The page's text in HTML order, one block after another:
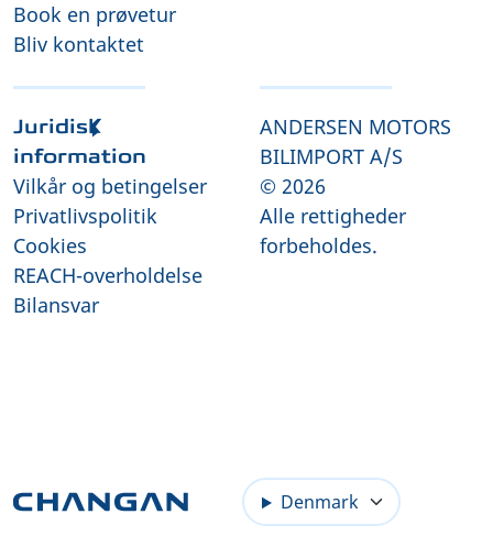
Book en prøvetur
Bliv kontaktet
Juridisk
information
Vilkår og betingelser
Privatlivspolitik
Cookies
REACH-overholdelse
Bilansvar
ANDERSEN MOTORS
BILIMPORT A/S
© 2026
Alle rettigheder
forbeholdes.
Denmark